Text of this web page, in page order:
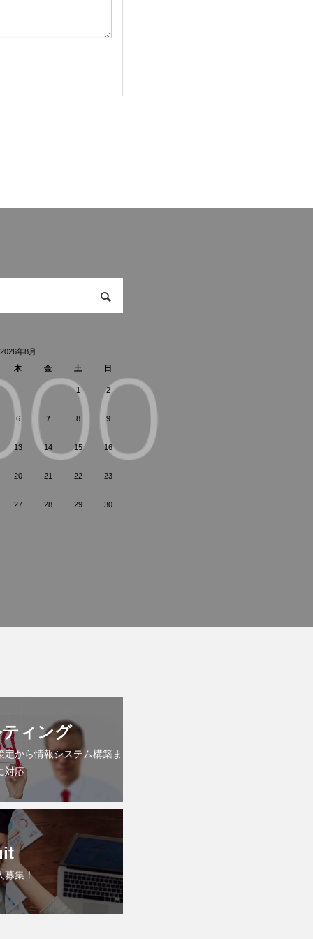
2026年8月
木
金 土 日
1 2
6 7 8 9
13 14 15 16
20 21 22 23
27 28 29 30
ィング
から情報システム構築ま
対応
募集！